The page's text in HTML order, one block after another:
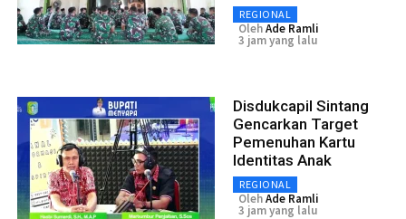
REGIONAL
OlehAde Ramli
3 jam yang lalu
Disdukcapil Sintang
Gencarkan Target
Pemenuhan Kartu
Identitas Anak
REGIONAL
OlehAde Ramli
3 jam yang lalu